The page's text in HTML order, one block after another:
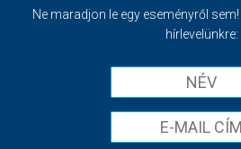
Ne maradjon le egy eseményről
hírlevelünkre: